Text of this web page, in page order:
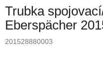
Trubka
Eberspächer
201528880003